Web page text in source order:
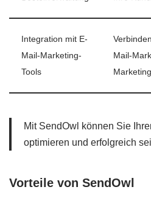
Integration mit E-
Mail-Marketing-
Tools
Mail-
Marketing
Mit SendOwl können Sie
optimieren und erfolgreich
Vorteile von SendOwl